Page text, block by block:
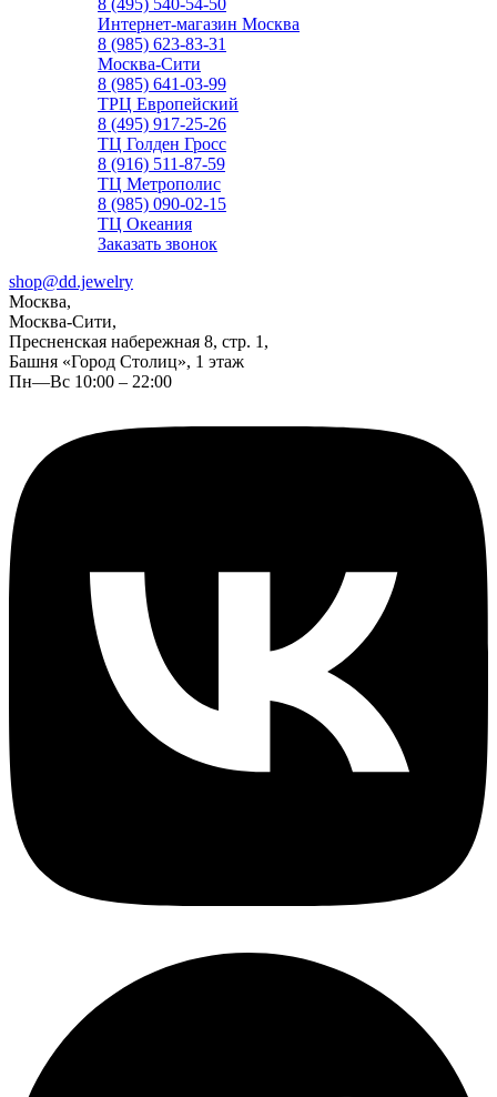
8 (495) 540-54-50
Интернет-магазин Москва
8 (985) 623-83-31
Москва-Сити
8 (985) 641-03-99
ТРЦ Европейский
8 (495) 917-25-26
ТЦ Голден Гросс
8 (916) 511-87-59
ТЦ Метрополис
8 (985) 090-02-15
ТЦ Океания
Заказать звонок
shop@dd.jewelry
Москва,
Москва-Сити,
Пресненская набережная 8, стр. 1,
Башня «Город Столиц», 1 этаж
Пн—Вс 10:00 – 22:00